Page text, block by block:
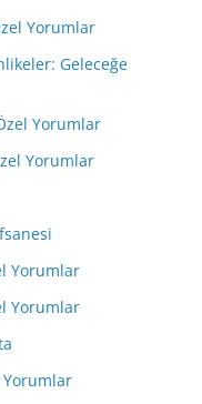
Yorumlar
Geleceğe
Yorumlar
Yorumlar
Yorumlar
Yorumlar
Yorumlar